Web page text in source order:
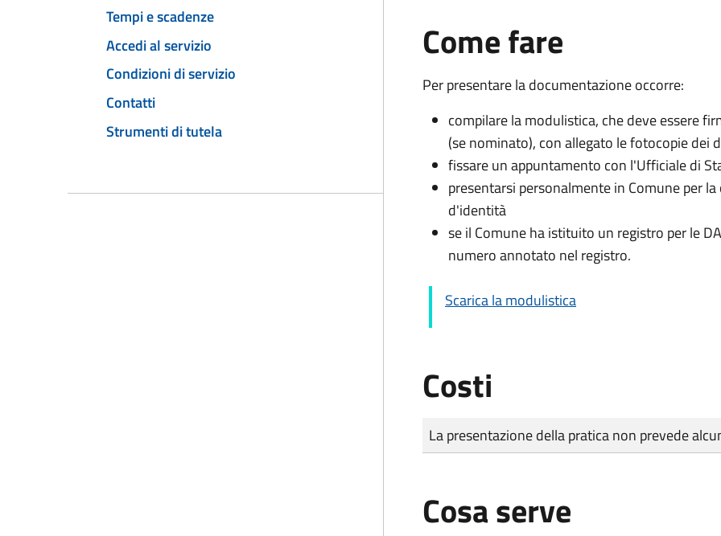
Tempi e scadenze
Accedi al servizio
Condizioni di servizio
Contatti
Strumenti di tutela
Come fare
Per presentare la documentazione occorre:
compilare la modulistica, che deve essere
(se nominato), con allegato le fotocopie
fissare un appuntamento con l'Ufficiale di
presentarsi personalmente in Comune per
d'identità
se il Comune ha istituito un registro per le
numero annotato nel registro.
Scarica la modulistica
Costi
Tipo di pagamento
Importo
La presentazione della pratica non prevede
Cosa serve